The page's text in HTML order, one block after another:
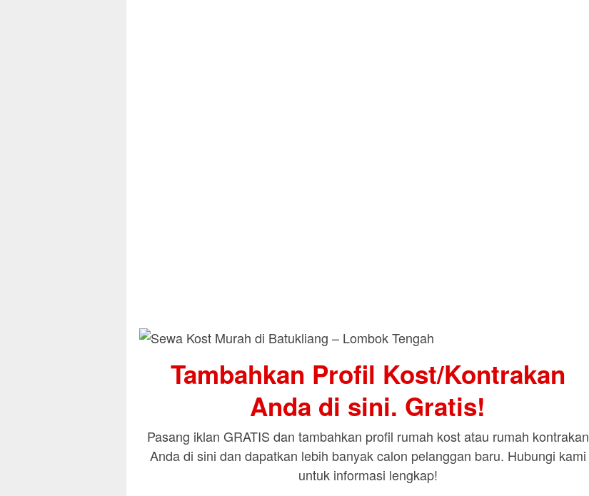
Tambahkan Profil Kost/Kontrakan
Anda di sini. Gratis!
Pasang iklan GRATIS dan tambahkan profil rumah kost atau rumah kontrakan
Anda di sini dan dapatkan lebih banyak calon pelanggan baru. Hubungi kami
untuk informasi lengkap!